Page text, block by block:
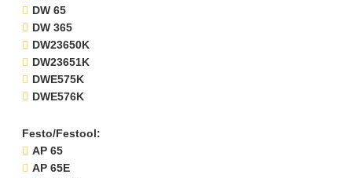
DW 65
DW 365
DW23650K
DW23651K
DWE575K
DWE576K
Festo/Festool:
AP 65
AP 65E